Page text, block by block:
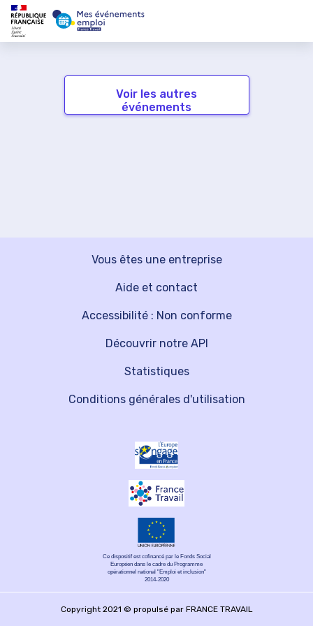
Voir les autres
événements
Vous êtes une entreprise
Découvrir notre API
Aide et contact
Statistiques
Accessibilité : Non conforme
Conditions générales d'utilisation
Ce dispositif est cofinancé par le Fonds Social
Européen dans le cadre du Programme
opérationnel national "Emploi et inclusion"
2014-2020
Copyright 2021 © propulsé par FRANCE TRAVAIL